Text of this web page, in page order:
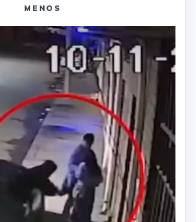
MENOS
Reproductor
de
vídeo